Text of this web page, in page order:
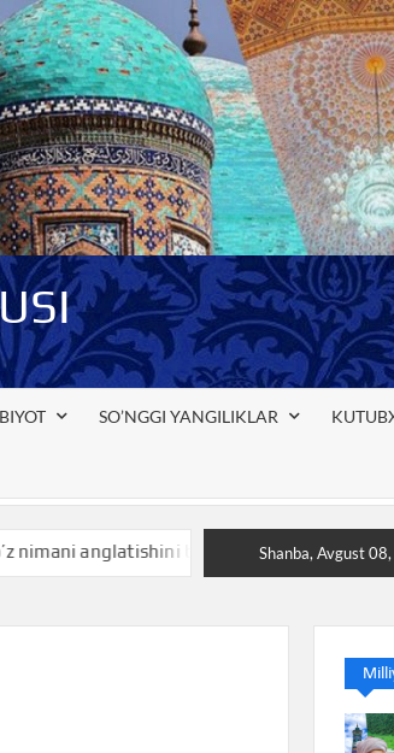
SO’NGGI YANGILIKLAR
anglatishini bilasizmi Baliq nimani
Shanba, Avgust